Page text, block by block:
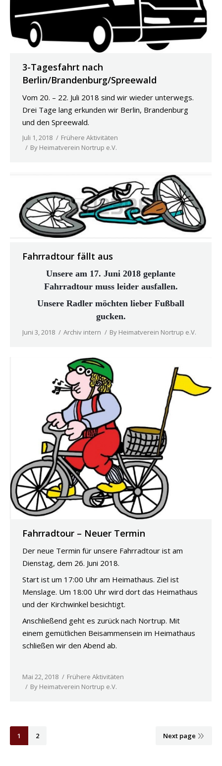
3-Tagesfahrt nach
Berlin/Brandenburg/Spreewald
Vom 20. – 22. Juli 2018 sind wir wieder unterwegs.
Drei Tage lang erkunden wir Berlin, Brandenburg
und den Spreewald.
Juli 1, 2018
Frühere Aktivitäten
By Heimatverein Nortrup e.V.
Fahrradtour fällt aus
Unsere am 17. Juni 2018 geplante
Fahrradtour muss leider ausfallen.
Unsere Radler möchten lieber Fußball
gucken.
Juni 3, 2018 Archiv intern By Heimatverein Nortrup e.V.
Fahrradtour – Neuer Termin
Der neue Termin für unsere Fahrradtour ist am
Dienstag, dem 26. Juni 2018.
Start ist um 17:00 Uhr am Heimathaus. Ziel ist
Menslage. Um 18:00 Uhr wird dort das Heimathaus
und der Kirchwinkel besichtigt.
Anschließend geht es zurück nach Nortrup. Mit
einem gemütlichen Beisammensein im Heimathaus
schließen wir den Abend ab.
Mai 22, 2018
Frühere Aktivitäten
By Heimatverein Nortrup e.V.
1 2 Next page